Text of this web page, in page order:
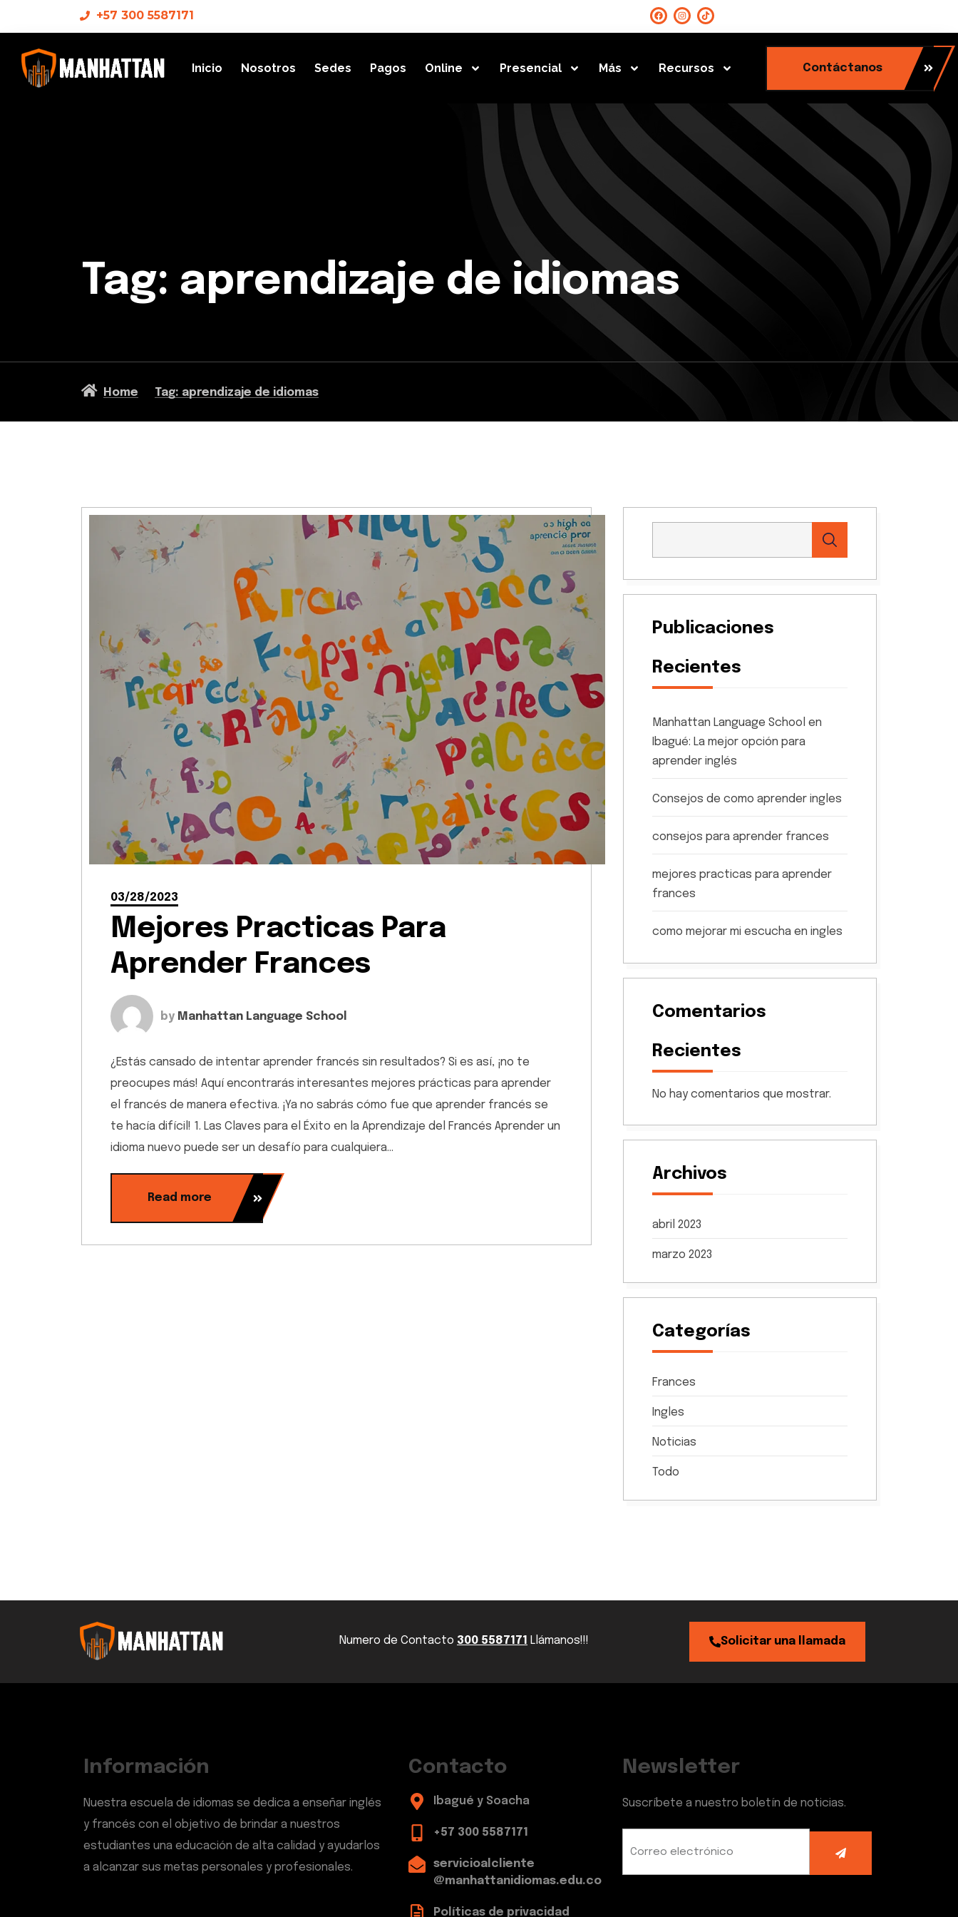
+57 300 5587171
Inicio Nosotros Sedes Pagos Online Presencial Más Recursos Contáctanos
Tag: aprendizaje de idiomas
Home Tag: aprendizaje de idiomas
03/28/2023
Mejores Practicas Para
Aprender Frances
by Manhattan Language School
¿Estás cansado de intentar aprender francés sin resultados? Si es así, ¡no te
preocupes más! Aquí encontrarás interesantes mejores prácticas para aprender
el francés de manera efectiva. ¡Ya no sabrás cómo fue que aprender francés se
te hacía difícil! 1. Las Claves para el Éxito en la Aprendizaje del Francés Aprender un
idioma nuevo puede ser un desafío para cualquiera…
Read more
Publicaciones
Recientes
Manhattan Language School en
Ibagué: La mejor opción para
aprender inglés
Consejos de como aprender ingles
consejos para aprender frances
mejores practicas para aprender
frances
como mejorar mi escucha en ingles
Comentarios
Recientes
No hay comentarios que mostrar.
Archivos
abril 2023
marzo 2023
Categorías
Frances
Ingles
Noticias
Todo
Numero de Contacto 300 5587171 Llámanos!!! Solicitar una llamada
Información
Nuestra escuela de idiomas se dedica a enseñar inglés
y francés con el objetivo de brindar a nuestros
estudiantes una educación de alta calidad y ayudarlos
a alcanzar sus metas personales y profesionales.
Contacto
Ibagué y Soacha
+57 300 5587171
servicioalcliente
@manhattanidiomas.edu.co
Políticas de privacidad
Newsletter
Suscríbete a nuestro boletín de noticias.